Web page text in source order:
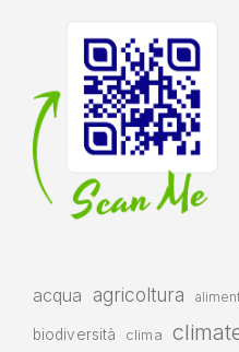
acqua agricoltura
biodiversità clima